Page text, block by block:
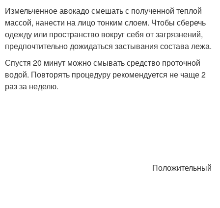
Измельченное авокадо смешать с полученной теплой
массой, нанести на лицо тонким слоем. Чтобы сберечь
одежду или пространство вокруг себя от загрязнений,
предпочтительно дожидаться застывания состава лежа.
Спустя 20 минут можно смывать средство проточной
водой. Повторять процедуру рекомендуется не чаще 2
раз за неделю.
Положительный